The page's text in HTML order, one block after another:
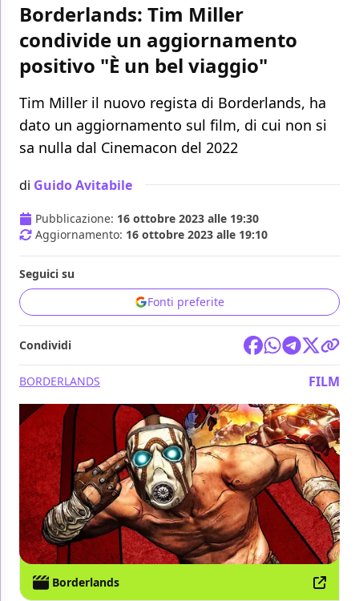
Borderlands: Tim Miller
condivide un aggiornamento
positivo "È un bel viaggio"
Tim Miller il nuovo regista di Borderlands, ha
dato un aggiornamento sul film, di cui non si
sa nulla dal Cinemacon del 2022
di Guido Avitabile
Pubblicazione: 16 ottobre 2023 alle 19:30
Aggiornamento: 16 ottobre 2023 alle 19:10
Seguici su
Fonti preferite
Condividi
BORDERLANDS FILM
Borderlands